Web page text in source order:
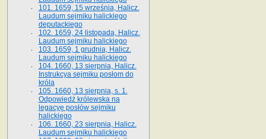
101. 1659, 15 września, Halicz.
Laudum sejmiku halickiego
deputackiego
102. 1659, 24 listopada, Halicz.
Laudum sejmiku halickiego
103. 1659, 1 grudnia, Halicz.
Laudum sejmiku halickiego
104. 1660, 13 sierpnia, Halicz.
Instrukcya sejmiku posłom do
króla
105. 1660, 13 sierpnia, s. 1.
Odpowiedź królewska na
legacyę posłów sejmiku
halickiego
106. 1660, 23 sierpnia, Halicz.
Laudum sejmiku halickiego